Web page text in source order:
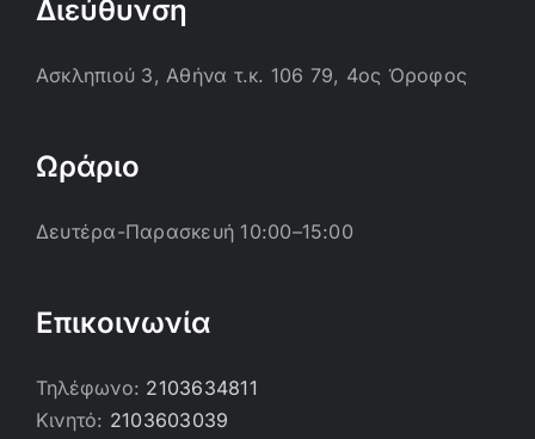
Διεύθυνση
Ασκληπιού 3, Αθήνα τ.κ. 106 79, 4ος Όροφος
Ωράριο
Δευτέρα-Παρασκευή 10:00–15:00
Επικοινωνία
Τηλέφωνο: 2103634811
Κινητό: 2103603039